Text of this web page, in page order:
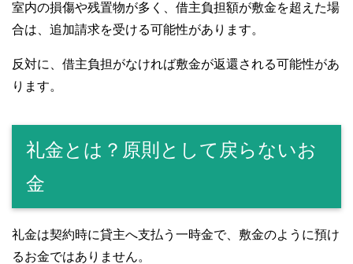
室内の損傷や残置物が多く、借主負担額が敷金を超えた場
合は、追加請求を受ける可能性があります。
反対に、借主負担がなければ敷金が返還される可能性があ
ります。
礼金とは？原則として戻らないお
金
礼金は契約時に貸主へ支払う一時金で、敷金のように預け
るお金ではありません。